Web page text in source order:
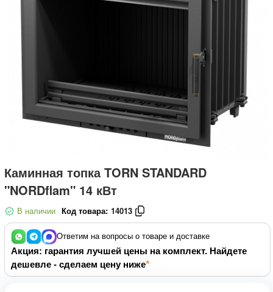
Каминная топка TORN STANDARD
"NORDflam" 14 кВт
В наличии Код товара: 14013
Ответим на вопросы о товаре и доставке
Акция: гарантия лучшей цены на комплект. Найдете
дешевле - сделаем цену ниже